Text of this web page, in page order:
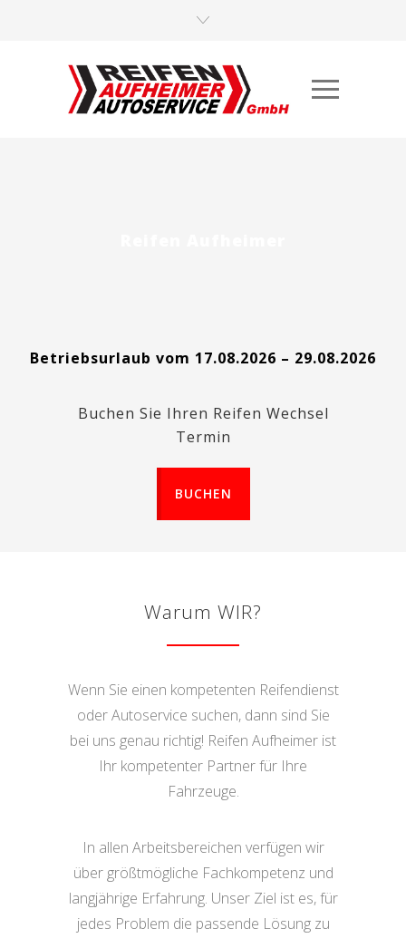
Betriebsurlaub vom 17.08.2026 – 29.08.2026
Buchen Sie Ihren Reifen Wechsel
Termin
BUCHEN
Warum WIR?
Wenn Sie einen kompetenten Reifendienst
oder Autoservice suchen, dann sind Sie
bei uns genau richtig! Reifen Aufheimer ist
Ihr kompetenter Partner für Ihre
Fahrzeuge.
In allen Arbeitsbereichen verfügen wir
über größtmögliche Fachkompetenz und
langjährige Erfahrung. Unser Ziel ist es, für
jedes Problem die passende Lösung zu